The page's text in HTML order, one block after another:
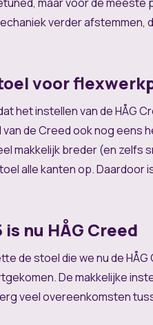
verder afstemmen,
voor
het instellen van de HÅG
de Creed ook nog eens
makkelijk breder (en zelfs
alle kanten op. Daardoor
is nu HÅG Creed
de stoel die we nu de HÅG
De makkelijke
veel overeenkomsten